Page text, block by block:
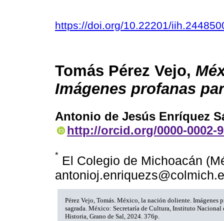
https://doi.org/10.22201/
Tomás Pérez Vejo,
Imágenes profanas
Antonio de Jesús Enríquez
http://orcid.org/0000-0002-
* El Colegio de Michoacán
Pérez Vejo, Tomás. México, la nación doliente. Imágenes
sagrada. México: Secretaría de Cultura, Instituto Nacional
Historia, Grano de Sal, 2024. 376p.